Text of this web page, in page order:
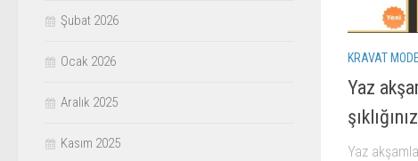
KRAVAT
Yaz
Yaz
Şubat 2026
Ocak 2026
Aralık 2025
Kasım 2025